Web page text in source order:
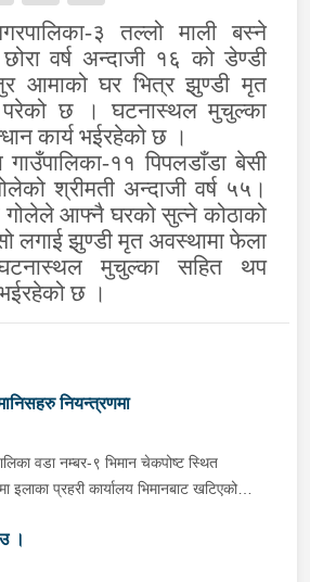
३ तल्लो माली बस्ने
छोरा वर्ष अन्दाजी १६ को डेण्डी
आमाको घर भित्र झुण्डी मृत
परेको छ । घटनास्थल मुचुल्का
कार्य भईरहेको छ ।
-११ पिपलडाँडा बेसी
श्रीमती अन्दाजी वर्ष ५५।
गोलेले आफ्नै घरको सुत्ने कोठाको
लगाई झुण्डीमृत अवस्थामा फेला
मुचुल्का सहित थप
छ ।
नियन्त्रणमा
वडा नम्बर-९ भिमान चेकपोष्ट स्थित
इलाका प्रहरी कार्यालय भिमानबाट खटिएको
काठमाण्डौ तर्फ जाँदै गरेको चालक
वडा नम्बर- १२ बस्ने बर्ष अन्दाजी-२९ को
।